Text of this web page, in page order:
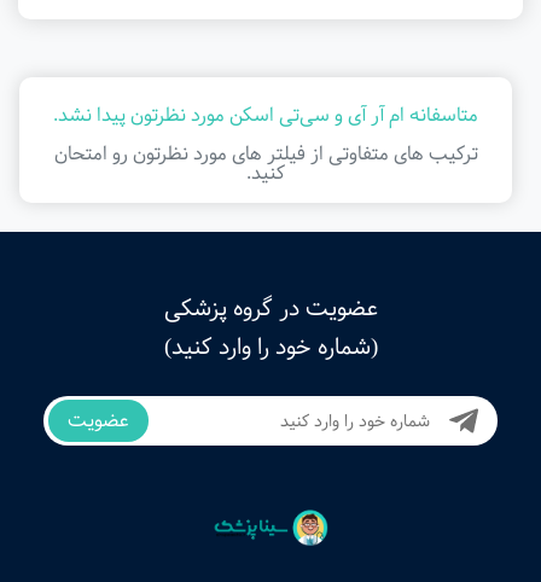
متاسفانه ام آر آی و سی‌تی اسکن مورد نظرتون پیدا نشد.
ترکیب های متفاوتی از فیلتر ‌های مورد نظرتون رو امتحان
کنید.
عضویت در گروه پزشکی
(شماره خود را وارد کنید)
عضویت